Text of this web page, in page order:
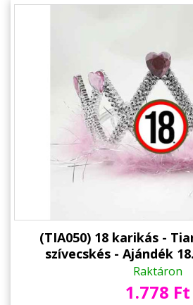
(TIA050) 18 karikás -
szívecskés - Ajándék
SzületésnapiRaktáron
1.778 Ft